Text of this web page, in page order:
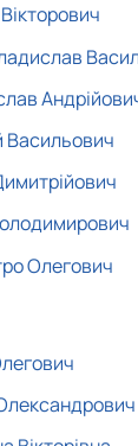
Васильович
Олегович